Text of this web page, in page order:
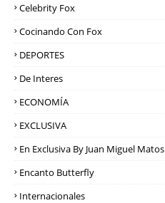
Celebrity Fox
Cocinando Con Fox
DEPORTES
De Interes
ECONOMÍA
EXCLUSIVA
En Exclusiva By Juan Miguel Matos
Encanto Butterfly
Internacionales